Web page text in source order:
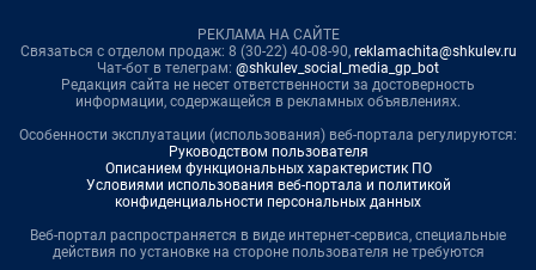
РЕКЛАМА НА САЙТЕ
Связаться с отделом продаж: 8 (30-22) 40-08-90, reklamachita@shkulev.ru
Чат-бот в телеграм: @shkulev_social_media_gp_bot
Редакция сайта не несет ответственности за достоверность
информации, содержащейся в рекламных объявлениях.
Особенности эксплуатации (использования) веб-портала регулируются:
Руководством пользователя
Описанием функциональных характеристик ПО
Условиями использования веб-портала и политикой
конфиденциальности персональных данных
Веб-портал распространяется в виде интернет-сервиса, специальные
действия по установке на стороне пользователя не требуются